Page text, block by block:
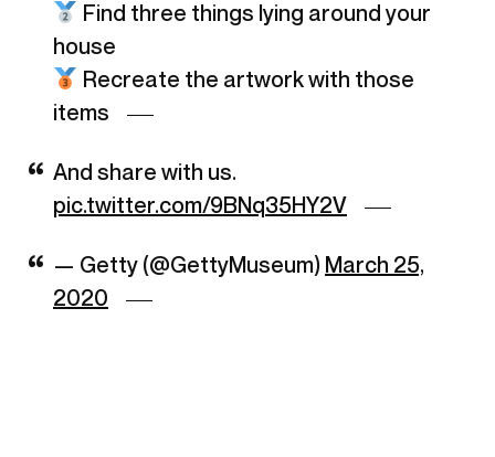
Find three things lying around your
house⠀
Recreate the artwork with those
items
And share with us.
pic.twitter.com/9BNq35HY2V
— Getty (@GettyMuseum) March 25,
2020